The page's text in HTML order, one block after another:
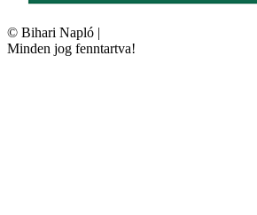
© Bihari Napló |
Minden jog fenntartva!